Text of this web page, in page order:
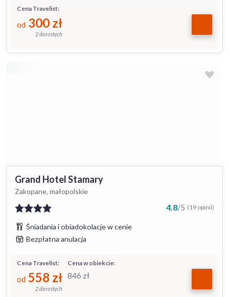
Cena Travelist:
od 300 zł
2 dorosłych
Grand Hotel Stamary
Zakopane, małopolskie
4.8/5 (19 opinii)
Śniadania i obiadokolacje w cenie
Bezpłatna anulacja
Cena w obiekcie:
846 zł
Cena Travelist:
od 558 zł
2 dorosłych